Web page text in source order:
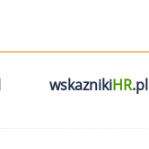
wskaznikiHR.pl